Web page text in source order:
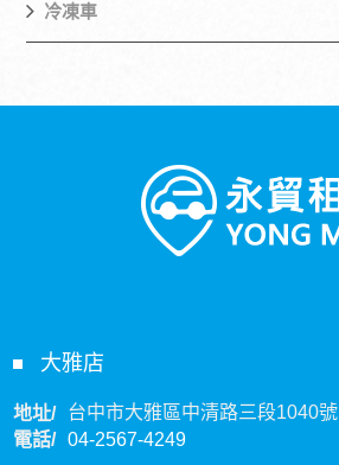
冷凍車
大雅店
地址/
台中市大雅區中清路三段1040號
電話/ 04-2567-4249